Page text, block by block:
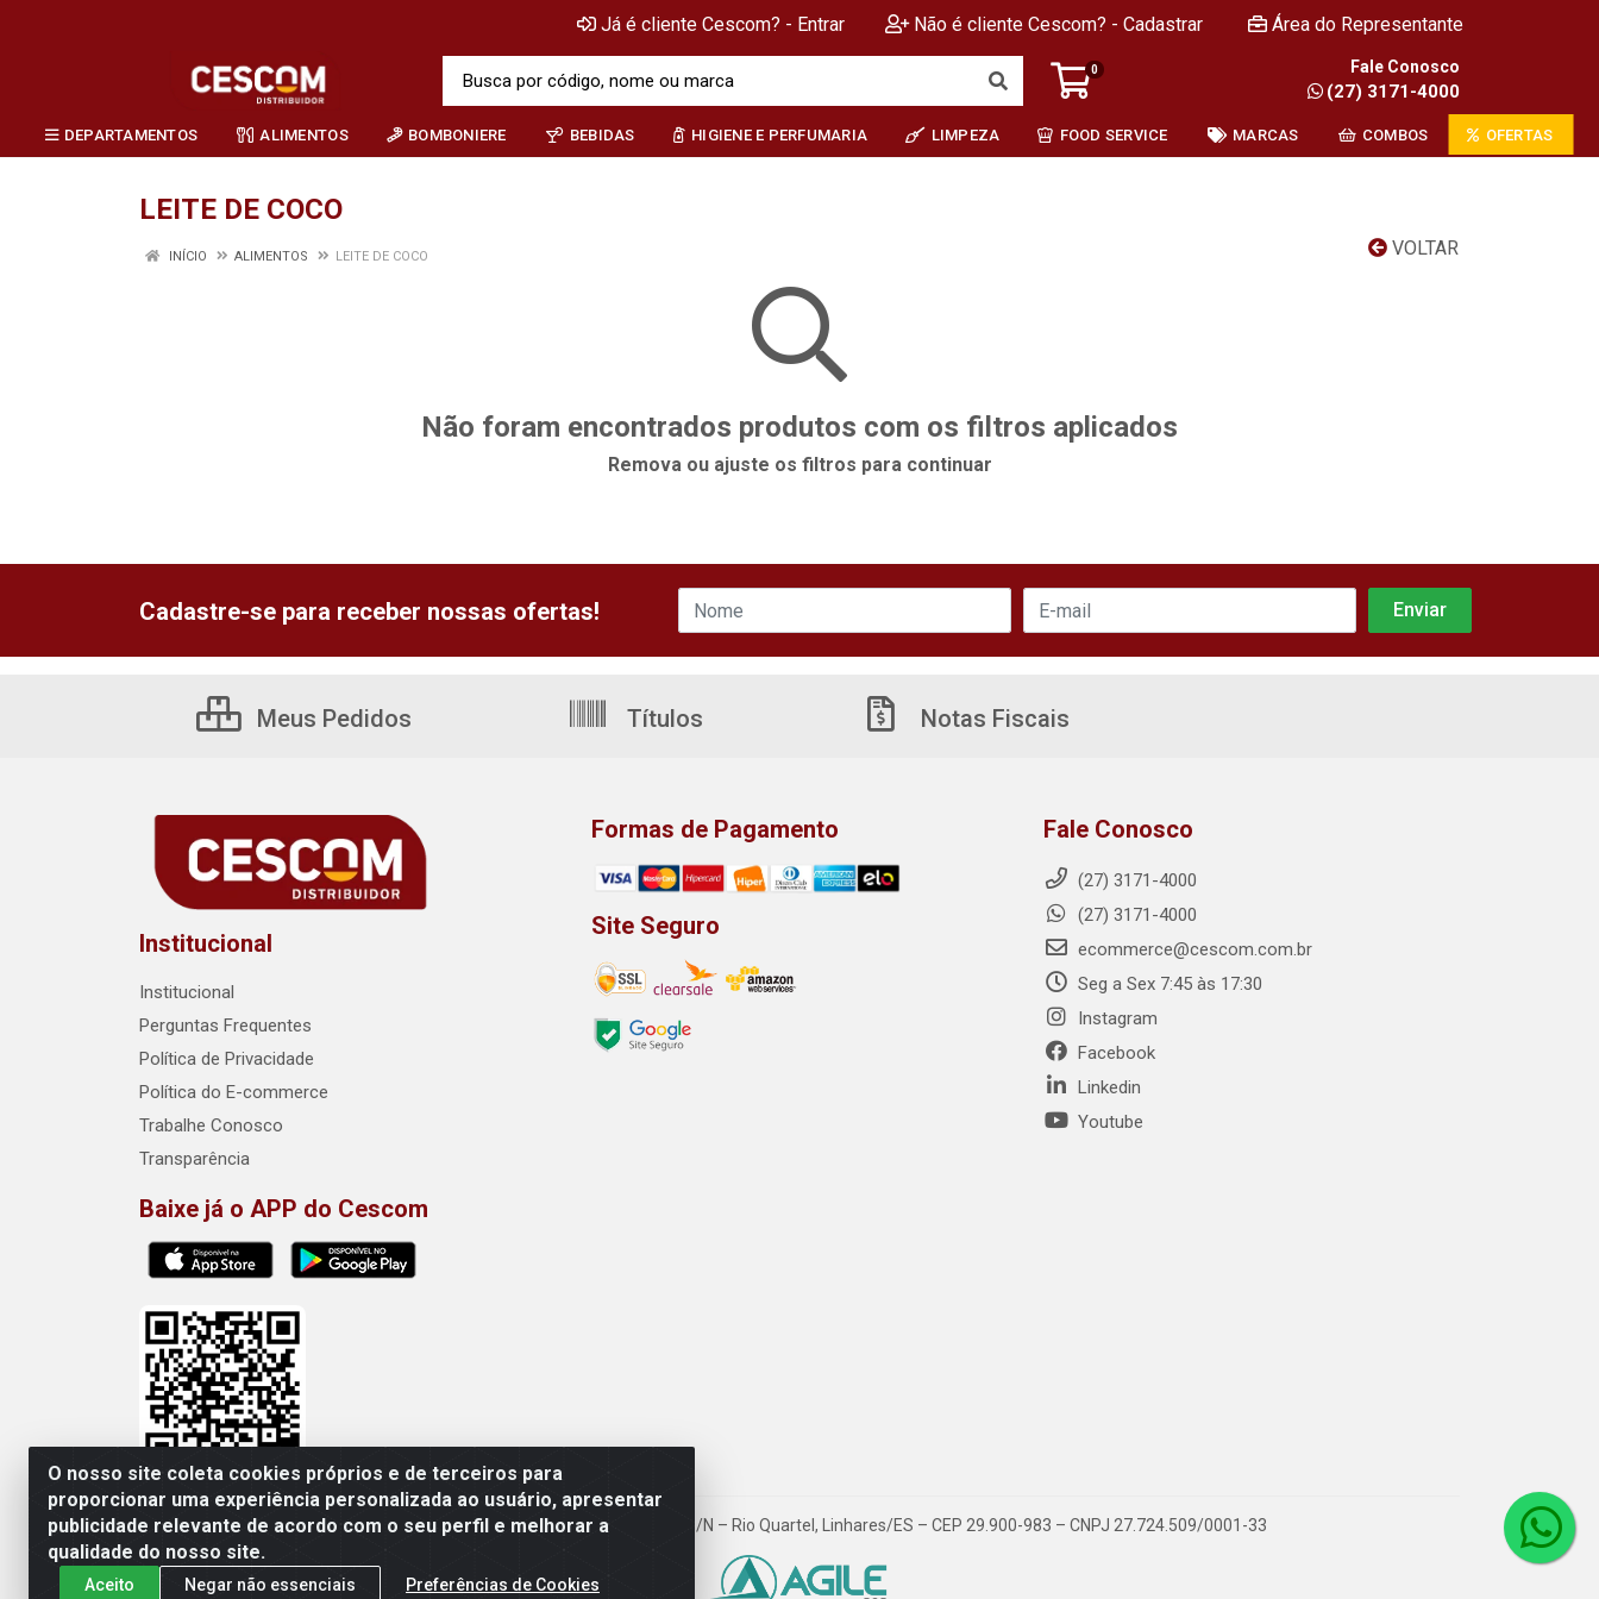
Já é cliente Cescom? - Entrar Não é cliente Cescom? - Cadastrar Área do Representante
0 Fale Conosco
(27) 3171-4000
DEPARTAMENTOS ALIMENTOS BOMBONIERE BEBIDAS HIGIENE E PERFUMARIA LIMPEZA FOOD SERVICE MARCAS COMBOS OFERTAS
LEITE DE COCO
VOLTAR
INÍCIO ALIMENTOS LEITE DE COCO
Não foram encontrados produtos com os filtros aplicados
Remova ou ajuste os filtros para continuar
O nosso site coleta cookies próprios e de terceiros para
proporcionar uma experiência personalizada ao usuário, apresentar
publicidade relevante de acordo com o seu perfil e melhorar a
qualidade do nosso site.
Aceito Negar não essenciais Preferências de Cookies
Cadastre-se para receber nossas ofertas!
Meus Pedidos Títulos Notas Fiscais
Institucional
Institucional
Perguntas Frequentes
Política de Privacidade
Política do E-commerce
Trabalhe Conosco
Transparência
Baixe já o APP do Cescom
Formas de Pagamento
Site Seguro
Fale Conosco
(27) 3171-4000
(27) 3171-4000
ecommerce@cescom.com.br
Seg a Sex 7:45 às 17:30
Instagram
Facebook
Linkedin
Youtube
Cescom Distribuidor - Rodovia BR 101, Km 163, S/N – Rio Quartel, Linhares/ES – CEP 29.900-983 – CNPJ 27.724.509/0001-33